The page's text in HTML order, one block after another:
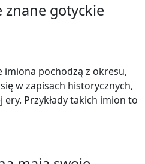
znane gotyckie
imiona pochodzą z okresu,
w zapisach historycznych,
ery. Przykłady takich imion to